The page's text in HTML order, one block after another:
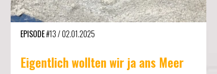
EPISODE#13/02.01.2025
Eigentlich wollten wir ja ans Meer